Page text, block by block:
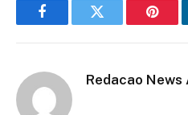
FacebookTwitter
Redacao News